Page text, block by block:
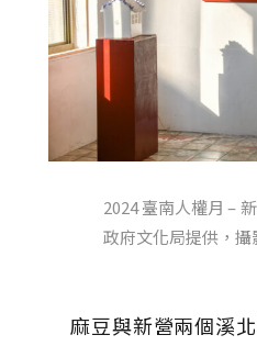
2024 臺南人權月 –
政府文化局提供，攝
麻豆與新營兩個溪